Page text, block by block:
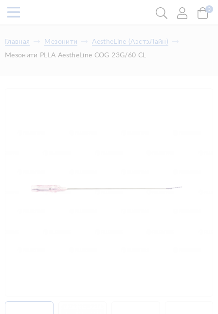
0
Главная Мезонити
AestheLine (АэстэЛайн)
Мезонити PLLA AestheLine COG 23G/60 CL